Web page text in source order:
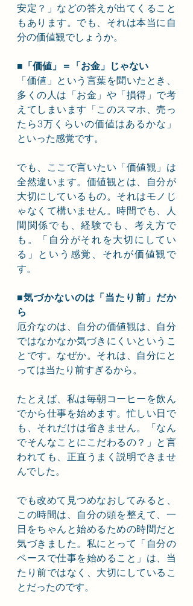
安定？」などの答えが出てくること
もあります。でも、それは本当に自
分の価値観でしょうか。
■「価値」＝「お金」じゃない
「価値」という言葉を聞いたとき、
多くの人は「お金」や「損得」で考
えてしまいます「このスマホ、売っ
たら3万くらいの価値はあるかな」
といった感覚です。
でも、ここで言いたい「価値観」は
全然違います。価値観とは、自分が
大切にしているもの。それはモノじ
ゃなくて構いません。時間でも、人
間関係でも、経験でも、考え方で
も。「自分がそれを大切にしてい
る」という感覚、それが価値観で
す。
■気づかないのは「当たり前」だか
ら
厄介なのは、自分の価値観は、自分
ではなかなか気づきにくいというこ
とです。なぜか。それは、自分にと
っては当たり前すぎるから。
たとえば、私は毎朝コーヒーを飲ん
でから仕事を始めます。忙しい日で
も、それだけは省きません。「なん
でそんなことにこだわるの？」と言
われても、正直うまく説明できませ
んでした。
でも改めて見つめなおしてみると、
この時間は、自分の頭を整えて、一
日をちゃんと始めるための時間だと
気づきました。私にとって「自分の
ペースで仕事を始めること」は、当
たり前ではなく、大切にしているこ
とだったのです。